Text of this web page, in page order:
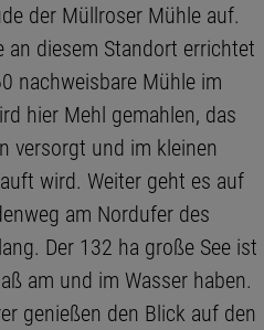
der Müllroser Mühle auf.
an diesem Standort errichtet
nachweisbare Mühle im
hier Mehl gemahlen, das
versorgt und im kleinen
wird. Weiter geht es auf
am Nordufer des
Der 132 ha große See ist
am und im Wasser haben.
genießen den Blick auf den